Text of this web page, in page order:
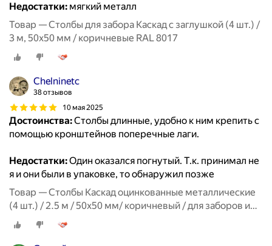
Недостатки: мягкий металл
Товар — Столбы для забора Каскад с заглушкой (4 шт.) /
3 м, 50х50 мм / коричневые RAL 8017
Chelninetc
38 отзывов
10 мая 2025
Достоинства:Столбы длинные, удобно к ним крепить с
помощью кронштейнов поперечные лаги.
Недостатки:Один оказался погнутый. Т.к. принимал не
я и они были в упаковке, то обнаружил позже
Товар — Столбы Каскад оцинкованные металлические
(4 шт.) / 2.5 м / 50х50 мм/ коричневый / для заборов и
ограждений